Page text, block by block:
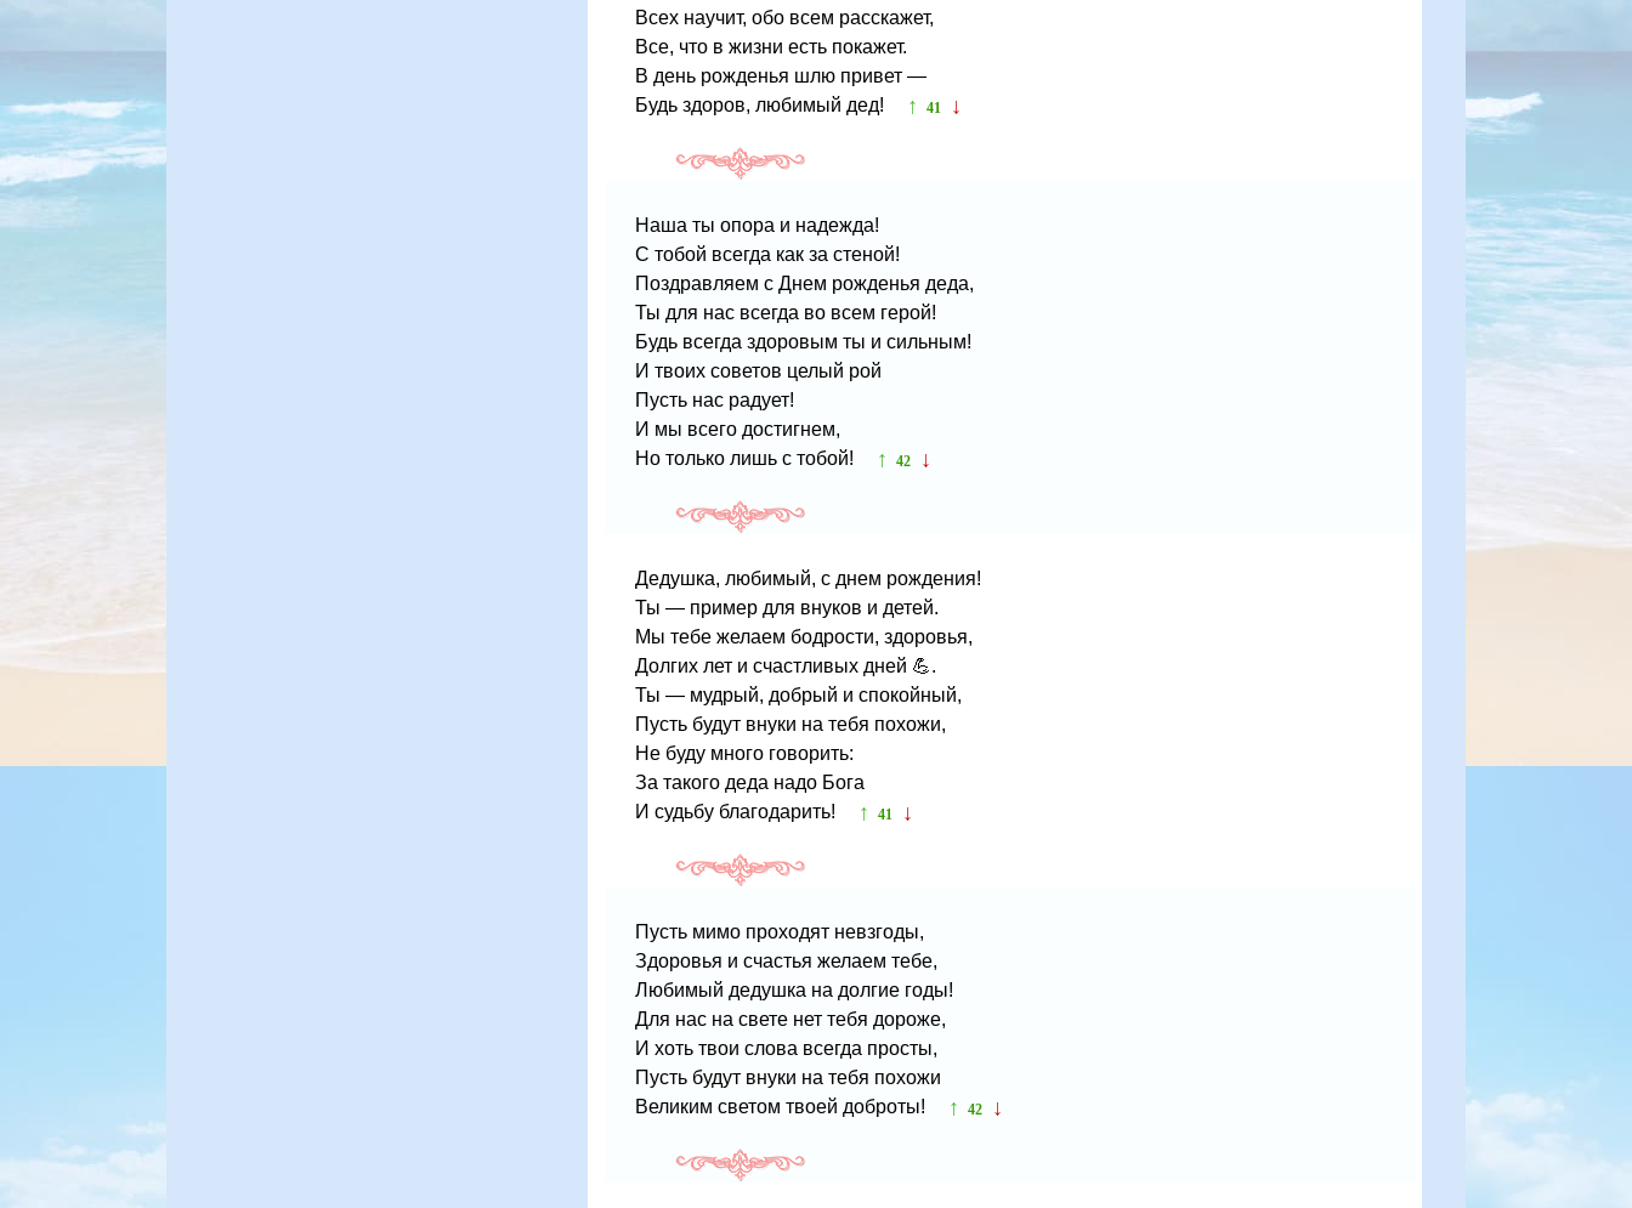
Всех научит, обо всем расскажет,
Все, что в жизни есть покажет.
В день рожденья шлю привет —
Будь здоров, любимый дед!
↑ 41 ↓
Наша ты опора и надежда!
С тобой всегда как за стеной!
Поздравляем с Днем рожденья деда,
Ты для нас всегда во всем герой!
Будь всегда здоровым ты и сильным!
И твоих советов целый рой
Пусть нас радует!
И мы всего достигнем,
Но только лишь с тобой!
↑ 42 ↓
Дедушка, любимый, с днем рождения!
Ты — пример для внуков и детей.
Мы тебе желаем бодрости, здоровья,
Долгих лет и счастливых дней 💪.
Ты — мудрый, добрый и спокойный,
Пусть будут внуки на тебя похожи,
Не буду много говорить:
За такого деда надо Бога
И судьбу благодарить!
↑ 41 ↓
Пусть мимо проходят невзгоды,
Здоровья и счастья желаем тебе,
Любимый дедушка на долгие годы!
Для нас на свете нет тебя дороже,
И хоть твои слова всегда просты,
Пусть будут внуки на тебя похожи
Великим светом твоей доброты!
↑ 42 ↓